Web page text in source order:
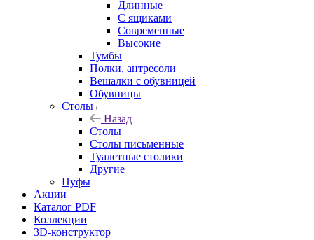
Длинные
С ящиками
Современные
Высокие
Тумбы
Полки, антресоли
Вешалки с обувницей
Обувницы
Столы
Назад
Столы
Столы письменные
Туалетные столики
Другие
Пуфы
Акции
Каталог PDF
Коллекции
3D-конструктор